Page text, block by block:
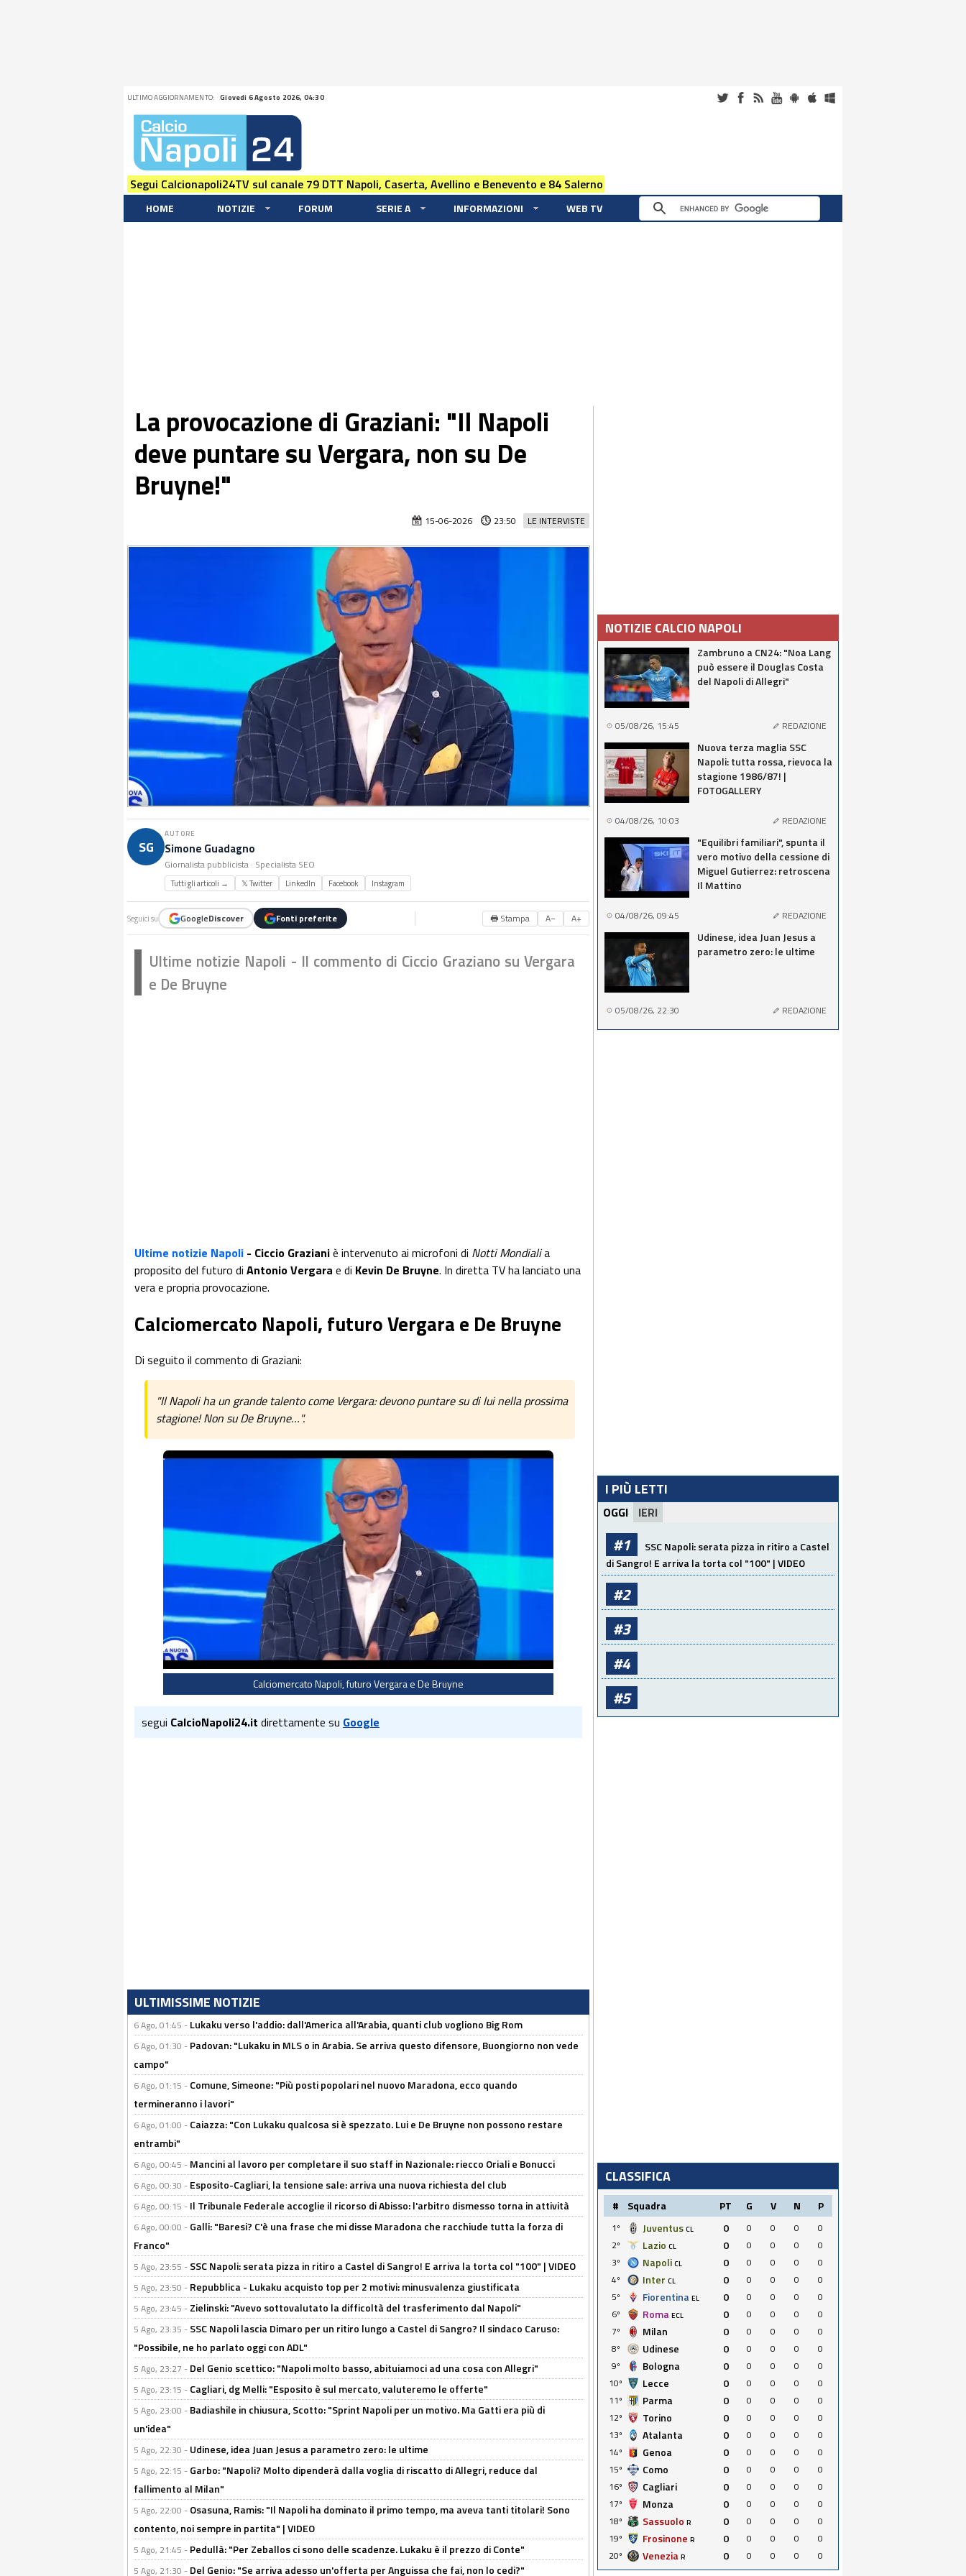
ULTIMO AGGIORNAMENTO: Giovedi 6 Agosto 2026, 04:30
Segui Calcionapoli24TV sul canale 79 DTT Napoli, Caserta, Avellino e Benevento e 84 Salerno
HOME NOTIZIE FORUM SERIE A INFORMAZIONI WEB TV
La provocazione di Graziani: "Il Napoli
deve puntare su Vergara, non su De
Bruyne!"
LE INTERVISTE
15-06-2026 23:50
SG
AUTORE
Simone Guadagno
Giornalista pubblicista · Specialista SEO
Tutti gli articoli → 𝕏 Twitter LinkedIn Facebook Instagram
Seguici su GoogleDiscover Fonti preferite 🖶 Stampa A− A+
Ultime notizie Napoli - Il commento di Ciccio Graziano su Vergara
e De Bruyne
Ultime notizie Napoli - Ciccio Grazianiè intervenuto ai microfoni di Notti Mondialia
proposito del futuro di Antonio Vergara e di Kevin De Bruyne. In diretta TV ha lanciato una
vera e propria provocazione.
Calciomercato Napoli, futuro Vergara e De Bruyne
Di seguito il commento di Graziani:
"Il Napoli ha un grande talento come Vergara: devono puntare su di lui nella prossima
stagione! Non su De Bruyne…".
Calciomercato Napoli, futuro Vergara e De Bruyne
segui CalcioNapoli24.it direttamente su Google
ULTIMISSIME NOTIZIE
6 Ago, 01:45 - Lukaku verso l'addio: dall'America all'Arabia, quanti club vogliono Big Rom
6 Ago, 01:30 - Padovan: "Lukaku in MLS o in Arabia. Se arriva questo difensore, Buongiorno non vede
campo"
6 Ago, 01:15 - Comune, Simeone: "Più posti popolari nel nuovo Maradona, ecco quando
termineranno i lavori"
6 Ago, 01:00 - Caiazza: "Con Lukaku qualcosa si è spezzato. Lui e De Bruyne non possono restare
entrambi"
6 Ago, 00:45 - Mancini al lavoro per completare il suo staff in Nazionale: riecco Oriali e Bonucci
6 Ago, 00:30 - Esposito-Cagliari, la tensione sale: arriva una nuova richiesta del club
6 Ago, 00:15 - Il Tribunale Federale accoglie il ricorso di Abisso: l'arbitro dismesso torna in attività
6 Ago, 00:00 - Galli: "Baresi? C'è una frase che mi disse Maradona che racchiude tutta la forza di
Franco"
5 Ago, 23:55 - SSC Napoli: serata pizza in ritiro a Castel di Sangro! E arriva la torta col "100" | VIDEO
5 Ago, 23:50 - Repubblica - Lukaku acquisto top per 2 motivi: minusvalenza giustificata
5 Ago, 23:45 - Zielinski: "Avevo sottovalutato la difficoltà del trasferimento dal Napoli"
5 Ago, 23:35 - SSC Napoli lascia Dimaro per un ritiro lungo a Castel di Sangro? Il sindaco Caruso:
"Possibile, ne ho parlato oggi con ADL"
5 Ago, 23:27 - Del Genio scettico: "Napoli molto basso, abituiamoci ad una cosa con Allegri"
5 Ago, 23:15 - Cagliari, dg Melli: "Esposito è sul mercato, valuteremo le offerte"
5 Ago, 23:00 - Badiashile in chiusura, Scotto: "Sprint Napoli per un motivo. Ma Gatti era più di
un'idea"
5 Ago, 22:30 - Udinese, idea Juan Jesus a parametro zero: le ultime
5 Ago, 22:15 - Garbo: "Napoli? Molto dipenderà dalla voglia di riscatto di Allegri, reduce dal
fallimento al Milan"
5 Ago, 22:00 - Osasuna, Ramis: "Il Napoli ha dominato il primo tempo, ma aveva tanti titolari! Sono
contento, noi sempre in partita" | VIDEO
5 Ago, 21:45 - Pedullà: "Per Zeballos ci sono delle scadenze. Lukaku è il prezzo di Conte"
5 Ago, 21:30 - Del Genio: "Se arriva adesso un'offerta per Anguissa che fai, non lo cedi?"
NOTIZIE CALCIO NAPOLI
Zambruno a CN24: "Noa Lang
può essere il Douglas Costa
del Napoli di Allegri"
05/08/26, 15:45 REDAZIONE
Nuova terza maglia SSC
Napoli: tutta rossa, rievoca la
stagione 1986/87! |
FOTOGALLERY
04/08/26, 10:03 REDAZIONE
"Equilibri familiari", spunta il
vero motivo della cessione di
Miguel Gutierrez: retroscena
Il Mattino
04/08/26, 09:45 REDAZIONE
Udinese, idea Juan Jesus a
parametro zero: le ultime
05/08/26, 22:30 REDAZIONE
I PIÙ LETTI
OGGI IERI
#1
SSC Napoli: serata pizza in ritiro a Castel
di Sangro! E arriva la torta col "100" | VIDEO
#2
#3
#4
#5
CLASSIFICA
# Squadra PT G V N P
1º Juventus CL 0 0 0 0
0
2º
Lazio CL 0 0 0 0
0
3º
Napoli CL 0 0 0 0
0
4º
Inter CL 0 0 0 0
0
5º
Fiorentina EL 0 0 0 0
0
6º
Roma ECL 0 0 0 0
0
7º
Milan 0 0 0 0
0
8º
Udinese 0 0 0 0
0
9º
Bologna 0 0 0 0
0
10º
Lecce 0 0 0 0
0
11º
Parma 0 0 0 0
0
12º
Torino 0 0 0 0
0
13º
Atalanta 0 0 0 0
0
14º
Genoa 0 0 0 0
0
15º
Como 0 0 0 0
0
16º
Cagliari 0 0 0 0
0
17º
Monza 0 0 0 0
0
18º
Sassuolo R 0 0 0 0
0
19º
Frosinone R 0 0 0 0
0
20º
Venezia R 0 0 0 0 0